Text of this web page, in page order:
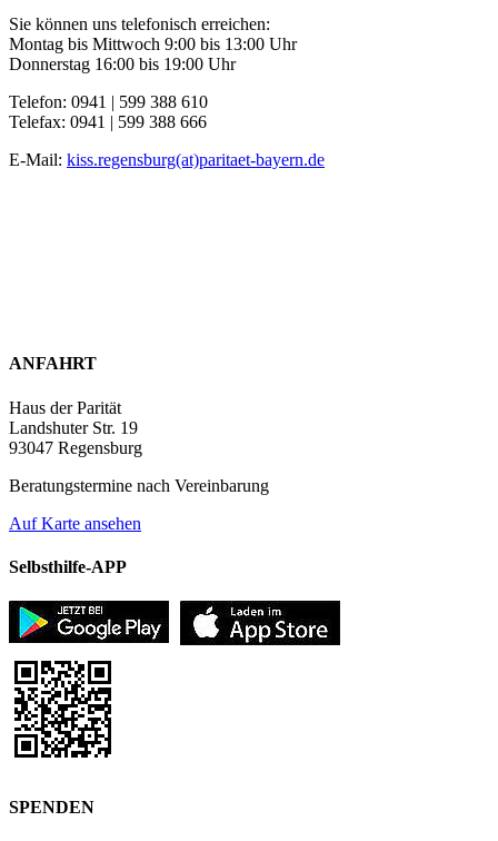
Sie können uns telefonisch erreichen:
Montag bis Mittwoch 9:00 bis 13:00 Uhr
Donnerstag 16:00 bis 19:00 Uhr
Telefon: 0941 | 599 388 610
Telefax: 0941 | 599 388 666
E-Mail: kiss.regensburg(at)paritaet-bayern.de
ANFAHRT
Haus der Parität
Landshuter Str. 19
93047 Regensburg
Beratungstermine nach Vereinbarung
Auf Karte ansehen
Selbsthilfe-APP
SPENDEN